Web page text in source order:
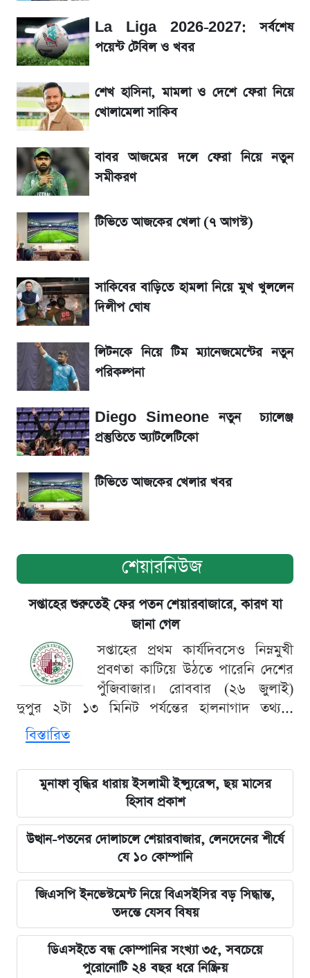
আগে দেখে নিন, আজকের সোনার নতুন দাম
SSc Result 2026 তারিখ চূড়ান্ত, স্কুলে ভর্তি
নিয়ে নতুন নিয়ম
মেসির জীবনে নেমে এলো শোকের ছায়া
La Liga 2026-2027: সর্বশেষ পয়েন্ট টেবিল ও
খবর
সরকারি চাকরিজীবীদের জন্য বড় সুখবর!
শেখ হাসিনা, মামলা ও দেশে ফেরা নিয়ে খোলামেলা
সাকিব
Sirin Labs Finney: বাংলাদেশে এখন যত
টাকায় পাওয়া যায়
সূর্যগ্রহণের দিন আকাশে চোখ ধাঁধানো দৃশ্য, জেনে নিন
সময় ও স্থান
La Liga 2026-2027: সর্বশেষ
পয়েন্ট টেবিল ও খবর
শেখ হাসিনা, মামলা ও দেশে ফেরা নিয়ে
খোলামেলা সাকিব
বাবর আজমের দলে ফেরা নিয়ে নতুন
সমীকরণ
টিভিতে আজকের খেলা (৭ আগস্ট)
সাকিবের বাড়িতে হামলা নিয়ে মুখ খুললেন
দিলীপ ঘোষ
লিটনকে নিয়ে টিম ম্যানেজমেন্টের নতুন
পরিকল্পনা
Diego Simeone নতুন চ্যালেঞ্জ
প্রস্তুতিতে অ্যাটলেটিকো
টিভিতে আজকের খেলার খবর
শেয়ারনিউজ
সপ্তাহের শুরুতেই ফের পতন শেয়ারবাজারে, কারণ যা
জানা গেল
সপ্তাহের প্রথম কার্যদিবসেও নিম্নমুখী
প্রবণতা কাটিয়ে উঠতে পারেনি দেশের
পুঁজিবাজার। রোববার (২৬ জুলাই)
দুপুর ২টা ১৩ মিনিট পর্যন্তের হালনাগাদ তথ্য...
বিস্তারিত
মুনাফা বৃদ্ধির ধারায় ইসলামী ইন্স্যুরেন্স, ছয় মাসের
হিসাব প্রকাশ
উত্থান-পতনের দোলাচলে শেয়ারবাজার, লেনদেনের শীর্ষে
যে ১০ কোম্পানি
জিএসপি ইনভেস্টমেন্ট নিয়ে বিএসইসির বড় সিদ্ধান্ত,
তদন্তে যেসব বিষয়
ডিএসইতে বন্ধ কোম্পানির সংখ্যা ৩৫, সবচেয়ে
পুরোনোটি ২৪ বছর ধরে নিষ্ক্রিয়